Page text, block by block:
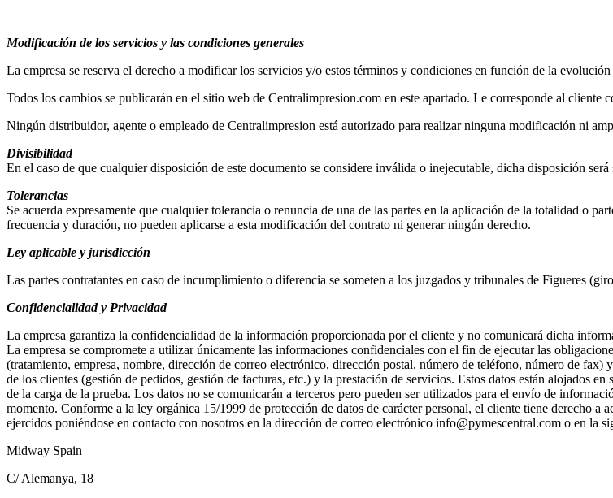
Modificación de los servicios y las condiciones generales
La empresa se reserva el derecho a modificar los servicios y/o estos términos y condiciones en función de la
Todos los cambios se publicarán en el sitio web de Centralimpresion.com en este apartado. Le corresponde al
Ningún distribuidor, agente o empleado de Centralimpresion está autorizado para realizar ninguna modificación ni
Divisibilidad
En el caso de que cualquier disposición de este documento se considere inválida o inejecutable, dicha disposición
Tolerancias
Se acuerda expresamente que cualquier tolerancia o renuncia de una de las partes en la aplicación de la totalidad o
frecuencia y duración, no pueden aplicarse a esta modificación del contrato ni generar ningún derecho.
Ley aplicable y jurisdicción
Las partes contratantes en caso de incumplimiento o diferencia se someten a los juzgados y tribunales de Figueres
Confidencialidad y Privacidad
La empresa garantiza la confidencialidad de la información proporcionada por el cliente y no comunicará dicha
La empresa se compromete a utilizar únicamente las informaciones confidenciales con el fin de ejecutar las
(tratamiento, empresa, nombre, dirección de correo electrónico, dirección postal, número de teléfono, número de
de los clientes (gestión de pedidos, gestión de facturas, etc.) y la prestación de servicios. Estos datos están alojados
de la carga de la prueba. Los datos no se comunicarán a terceros pero pueden ser utilizados para el envío de
momento. Conforme a la ley orgánica 15/1999 de protección de datos de carácter personal, el cliente tiene derecho a
ejercidos poniéndose en contacto con nosotros en la dirección de correo electrónico info@pymescentral.com o en la
Midway Spain
C/ Alemanya, 18